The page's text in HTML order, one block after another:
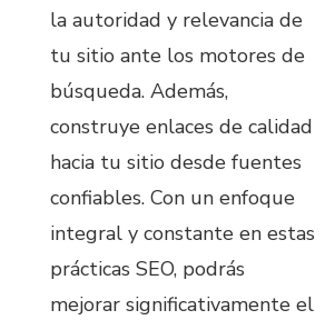
la autoridad y relevancia de
tu sitio ante los motores de
búsqueda. Además,
construye enlaces de calidad
hacia tu sitio desde fuentes
confiables. Con un enfoque
integral y constante en estas
prácticas SEO, podrás
mejorar significativamente el